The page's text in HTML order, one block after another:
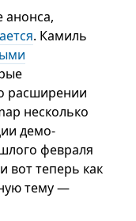
анонса,
. Камиль
расширении
несколько
демо-
февраля
вот теперь как
тему —